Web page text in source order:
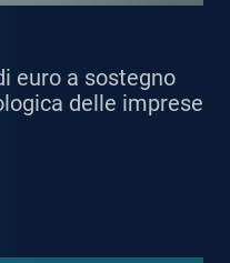
euro a sostegno
delle imprese